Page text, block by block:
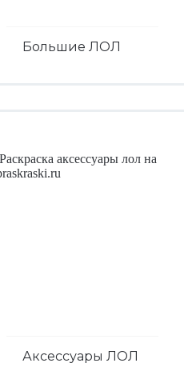
Большие ЛОЛ
Аксессуары ЛОЛ